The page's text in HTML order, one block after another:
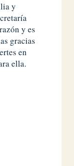
y
y es
gracias
en
ella.